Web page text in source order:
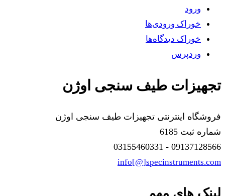
ورود
خوراک ورودی‌ها
خوراک دیدگاه‌ها
وردپرس
تجهیزات طیف سنجی اوژن
فروشگاه اینترنتی تجهیزات طیف سنجی اوژن
شماره ثبت 6185
09137128566 - 03155460331
info[@]specinstruments.com